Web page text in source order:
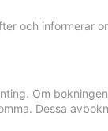
och informerar
Om
Dessa